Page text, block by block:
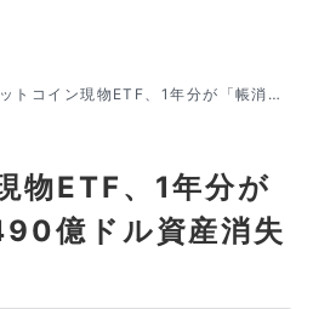
トコイン現物ETF、1年分が「帳消
物ETF、1年分が
億ドル資産消失